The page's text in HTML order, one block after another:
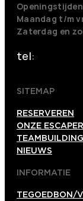
Maandag t/m
Zaterdag en
tel:
SITEMAP
RESERVEREN
ONZE
TEAMBUILDING
NIEUWS
INFORMATIE
TEGOEDBON/